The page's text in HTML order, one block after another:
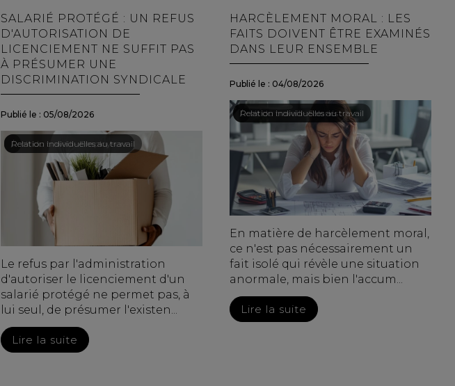
SALARIÉ PROTÉGÉ : UN REFUS
D'AUTORISATION DE
LICENCIEMENT NE SUFFIT PAS
À PRÉSUMER UNE
DISCRIMINATION SYNDICALE
Publié le : 05/08/2026
Droit du travail - Employeurs
/Relation individuelles au travail
Le refus par l'administration
d'autoriser le licenciement d'un
salarié protégé ne permet pas, à
lui seul, de présumer l'existen...
Lire la suite
HARCÈLEMENT MORAL : LES
FAITS DOIVENT ÊTRE EXAMINÉS
DANS LEUR ENSEMBLE
Publié le : 04/08/2026
Droit du travail - Salariés
/Relation individuelles au travail
En matière de harcèlement moral,
ce n'est pas nécessairement un
fait isolé qui révèle une situation
anormale, mais bien l'accum...
Lire la suite